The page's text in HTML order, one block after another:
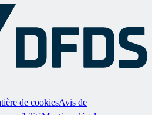
de cookiesAvis de